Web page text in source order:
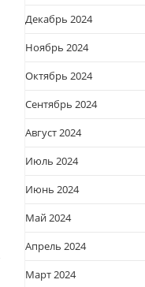
Декабрь 2024
Ноябрь 2024
Октябрь 2024
Сентябрь 2024
Август 2024
Июль 2024
Июнь 2024
Май 2024
Апрель 2024
Март 2024